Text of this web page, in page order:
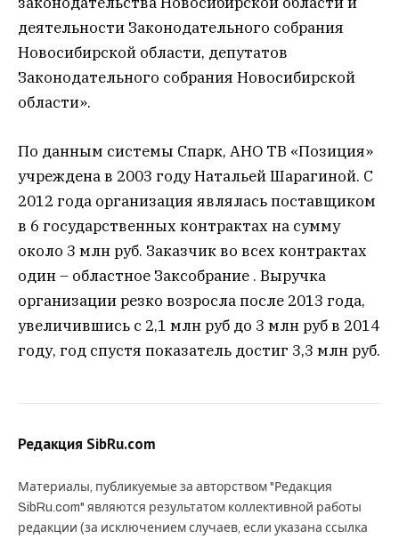
деятельности Законодательного собрания
Новосибирской области, депутатов
Законодательного собрания Новосибирской
области».
По данным системы Спарк, АНО ТВ «Позиция»
учреждена в 2003 году Натальей Шарагиной. С
2012 года организация являлась поставщиком
в 6 государственных контрактах на сумму
около 3 млн руб. Заказчик во всех контрактах
один – областное Заксобрание . Выручка
организации резко возросла после 2013 года,
увеличившись с 2,1 млн руб до 3 млн руб в 2014
году, год спустя показатель достиг 3,3 млн руб.
Редакция SibRu.com
Материалы, публикуемые за авторством "Редакция
SibRu.com" являются результатом коллективной работы
редакции (за исключением случаев, если указана ссылка